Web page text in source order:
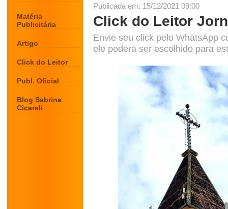
Matéria
Publicitária
Artigo
Click do Leitor
Publ. Oficial
Blog Sabrina
Cicareli
Publicada em: 15/12/2021 09:00
Click do Leitor
Envie seu click pelo WhatsApp
ele poderá ser escolhido para